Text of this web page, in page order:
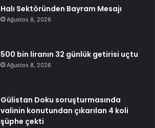
Halı Sektöründen Bayram Mesajı
Ağustos 8, 2026
500 bin liranın 32 günlük getirisi uçtu
Ağustos 8, 2026
Gülistan Doku soruşturmasında
valinin konutundan çıkarılan 4 koli
şüphe çekti